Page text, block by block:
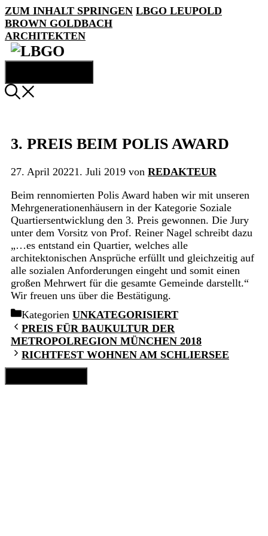
ZUM INHALT SPRINGEN LBGO LEUPOLD
BROWN GOLDBACH
ARCHITEKTEN
3. PREIS BEIM POLIS AWARD
27. April 20221. Juli 2019 von REDAKTEUR
Beim rennomierten Polis Award haben wir mit unseren
Mehrgenerationenhäusern in der Kategorie Soziale
Quartiersentwicklung den 3. Preis gewonnen. Die Jury
unter dem Vorsitz von Prof. Reiner Nagel schreibt dazu
„…es entstand ein Quartier, welches alle
architektonischen Ansprüche erfüllt und gleichzeitig auf
alle sozialen Anforderungen eingeht und somit einen
großen Mehrwert für die gesamte Gemeinde darstellt.“
Wir freuen uns über die Bestätigung.
Kategorien UNKATEGORISIERT
PREIS FÜR BAUKULTUR DER
METROPOLREGION MÜNCHEN 2018
RICHTFEST WOHNEN AM SCHLIERSEE